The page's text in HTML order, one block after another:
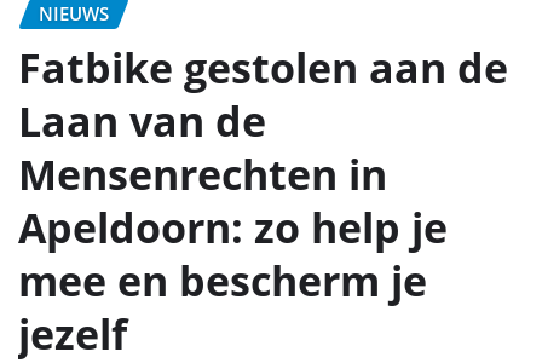
NIEUWS
Fatbike gestolen aan de
Laan van de
Mensenrechten in
Apeldoorn: zo help je
mee en bescherm je
jezelf